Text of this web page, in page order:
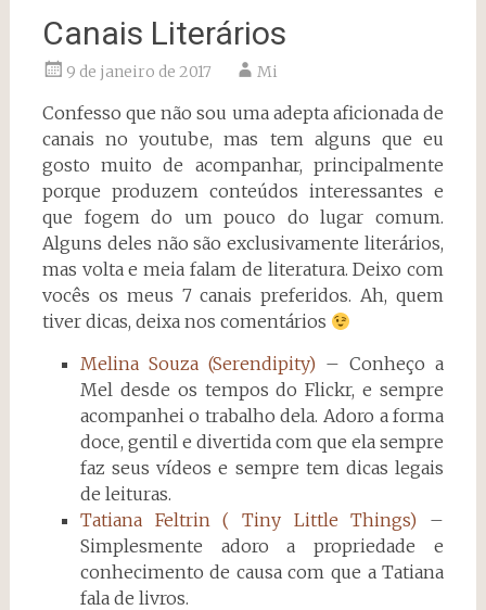
Canais Literários
9 de janeiro de 2017 Mi
Confesso que não sou uma adepta aficionada de
canais no youtube, mas tem alguns que eu
gosto muito de acompanhar, principalmente
porque produzem conteúdos interessantes e
que fogem do um pouco do lugar comum.
Alguns deles não são exclusivamente literários,
mas volta e meia falam de literatura. Deixo com
vocês os meus 7 canais preferidos. Ah, quem
tiver dicas, deixa nos comentários
Melina Souza (Serendipity)– Conheço a
Mel desde os tempos do Flickr, e sempre
acompanhei o trabalho dela. Adoro a forma
doce, gentil e divertida com que ela sempre
faz seus vídeos e sempre tem dicas legais
de leituras.
Tatiana Feltrin ( Tiny Little Things) –
Simplesmente adoro a propriedade e
conhecimento de causa com que a Tatiana
fala de livros.